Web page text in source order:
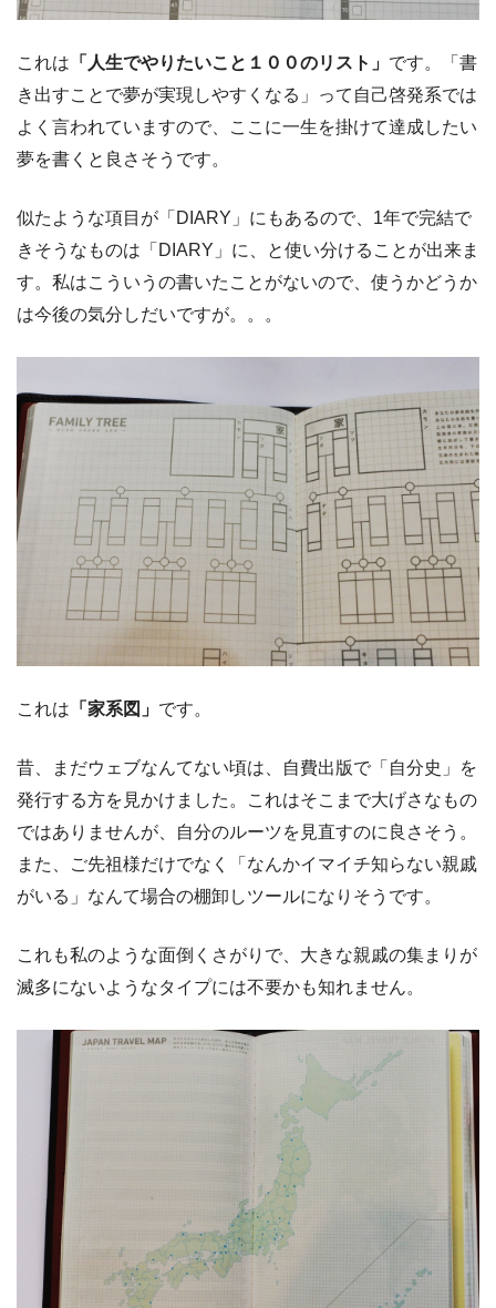
これは 「人生でやりたいこと１００のリスト」 です。「書
き出すことで夢が実現しやすくなる」って自己啓発系では
よく言われていますので、ここに一生を掛けて達成したい
夢を書くと良さそうです。
似たような項目が「DIARY」にもあるので、1年で完結で
きそうなものは「DIARY」に、と使い分けることが出来ま
す。私はこういうの書いたことがないので、使うかどうか
は今後の気分しだいですが。。。
これは 「家系図」 です。
昔、まだウェブなんてない頃は、自費出版で「自分史」を
発行する方を見かけました。これはそこまで大げさなもの
ではありませんが、自分のルーツを見直すのに良さそう。
また、ご先祖様だけでなく「なんかイマイチ知らない親戚
がいる」なんて場合の棚卸しツールになりそうです。
これも私のような面倒くさがりで、大きな親戚の集まりが
滅多にないようなタイプには不要かも知れません。